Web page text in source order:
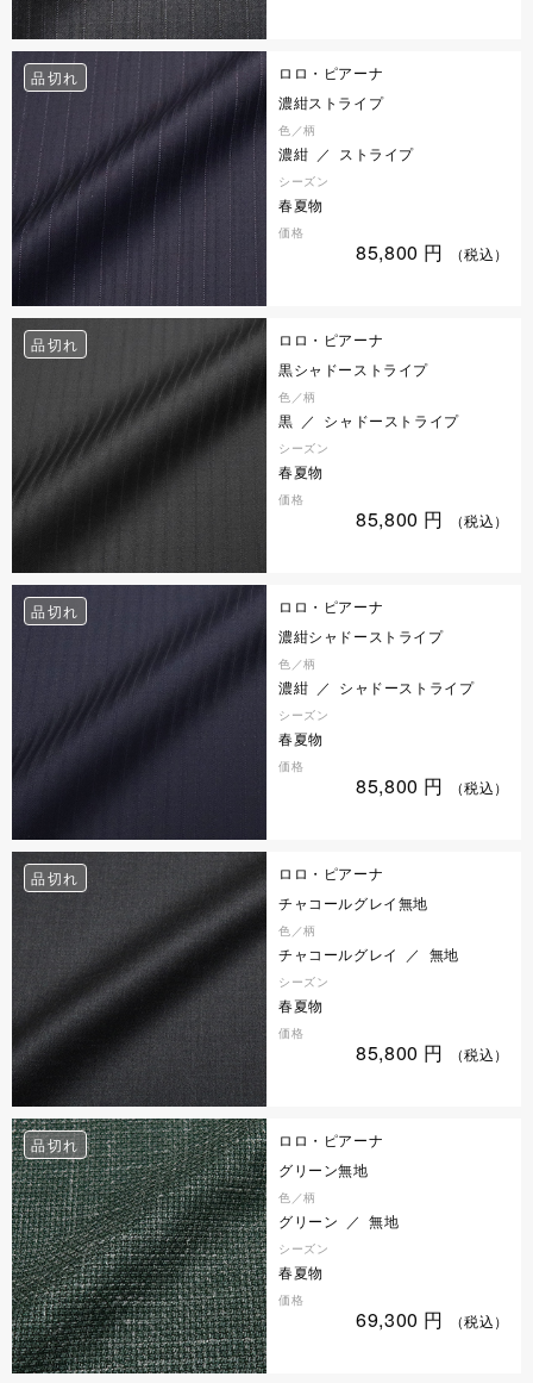
品切れ
ロロ・ピアーナ
濃紺ストライプ
色／柄
濃紺 ／ ストライプ
シーズン
春夏物
価格
85,800 円 （税込）
品切れ
ロロ・ピアーナ
黒シャドーストライプ
色／柄
黒 ／ シャドーストライプ
シーズン
春夏物
価格
85,800 円 （税込）
品切れ
ロロ・ピアーナ
濃紺シャドーストライプ
色／柄
濃紺 ／ シャドーストライプ
シーズン
春夏物
価格
85,800 円 （税込）
品切れ
ロロ・ピアーナ
チャコールグレイ無地
色／柄
チャコールグレイ ／ 無地
シーズン
春夏物
価格
85,800 円 （税込）
品切れ
ロロ・ピアーナ
グリーン無地
色／柄
グリーン ／ 無地
シーズン
春夏物
価格
69,300 円 （税込）